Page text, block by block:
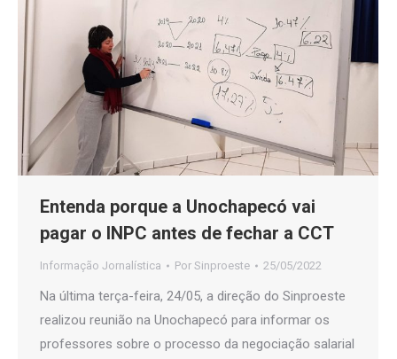
Entenda porque a Unochapecó vai
pagar o INPC antes de fechar a CCT
Informação Jornalística Por Sinproeste 25/05/2022
Na última terça-feira, 24/05, a direção do Sinproeste
realizou reunião na Unochapecó para informar os
professores sobre o processo da negociação salarial